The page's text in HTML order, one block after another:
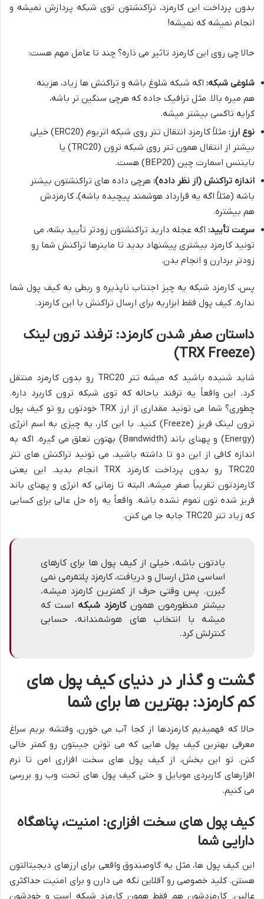
بدون پرداخت این کارمزد، تراکنشتون توی شبکه پردازش نمیشه و
انجام نمیشه که نمیشه!
حالا چی روی این کارمزد تاثیر می ذاره؟ چند تا عامل مهم هست:
شلوغی شبکه: اگه شبکه شلوغ باشه و تراکنش ها زیاد، هزینه
هم میره بالا. مثل ترافیک جاده که هرچی سنگین تر باشه،
کرایه تاکسی بیشتر میشه.
نوع ارز:
مثلاً کارمزد انتقال تتر روی شبکه اتریوم (ERC20) خیلی
بیشتر از انتقال همون تتر روی شبکه ترون (TRC20) یا
بایننس اسمارت چین (BEP20) هست.
اندازه تراکنش (از نظر داده): هرچی داده های تراکنشتون بیشتر
باشه (مثلاً اگه یه قرارداد هوشمند پیچیده باشه)، کارمزدش
هم بیشتره.
سرعت تأیید: اگه عجله دارید تراکنشتون زودتر تأیید بشه، می
تونید کارمزد بیشتری پیشنهاد بدید تا ماینرها تراکنش شما رو
زودتر بردارن و انجام بدن.
پس، کارمزد شبکه یه چیز اجتناب ناپذیره و ربطی به کیف پول شما
نداره. کیف پول فقط ابزاریه برای ارسال تراکنش با این کارمزد.
داستان صفر شدن کارمزد: ترفند ترون لینک
(TRX Freeze)
شاید شنیده باشید که میشه تتر TRC20 رو بدون کارمزد منتقل
کرد. این واقعاً یه ترفند باحاله که توی شبکه ترون کاربرد داره.
چطوری؟ شما می تونید مقداری از ارز TRX خودتون رو تو کیف پول
ترون لینک فریز (Freeze) کنید. با این کار، یه چیزی به اسم انرژی
(Energy) و پهنای باند (Bandwidth) بهتون تعلق می گیره. اگه به
اندازه کافی از این دو تا داشته باشید، می تونید تراکنش های تتر
TRC20 رو بدون پرداخت کارمزد TRX انجام بدید. این یعنی
کارمزدتون تقریباً صفر میشه، البته تا زمانی که انرژی و پهنای باند
فریز شده تون تموم نشده باشه. واقعاً یه راه حل عالی برای کسایی
که زیاد تتر TRC20 جابه جا می کنن.
یادتون باشه، خیلی از کیف پول ها برای کارهای
اساسی مثل ارسال و دریافت، کارمزد پلتفرمی نمی
گیرن. پس وقتی حرف از کمترین کارمزد میشه،
بیشتر منظورمون همونکارمزد شبکه است که
میشه با انتخاب های هوشمندانه، حسابی
کنترلش کرد.
گشت و گذار در دنیای کیف پول های
کم کارمزد: بهترین ها برای شما
حالا که فهمیدیم کارمزدها از کجا آب می خورن، وقتشه بریم سراغ
معرفی بهترین کیف پول هایی که می تونن جیبتون رو کمتر خالی
کنن. تو این بخش، از کیف پول های سخت افزاری امن تا نرم
افزارهای کاربردی موبایل و حتی کیف پول های تحت وب رو بررسی
می کنیم.
کیف پول های سخت افزاری: امنیت، پناهگاه
دارایی شما
این کیف پول ها، مثل یه گاوصندوق واقعی برای ارزهای دیجیتالتون
هستن. کلید خصوصی رو آفلاین نگه می دارن و برای امنیت حداکثری
عالین. کارمزدشون هم فقط همون کارمزد شبکه است و خودشون